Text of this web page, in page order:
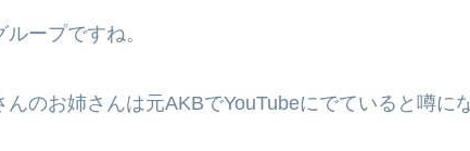
ープですね。
のお姉さんは元AKBでYouTubeにでていると噂に